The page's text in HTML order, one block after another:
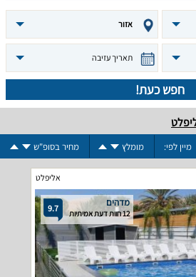
אזור
תאריך עזיבה
חפש כעת!
מיין לפי: מומלץ מחיר בסופ"ש
אליפלט
9.7 מדהים
12 חוות דעת אמיתיות